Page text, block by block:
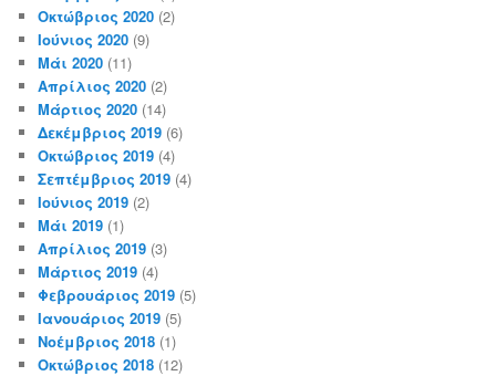
Οκτώβριος 2020 (2)
Ιούνιος 2020 (9)
Μάι 2020 (11)
Απρίλιος 2020 (2)
Μάρτιος 2020 (14)
Δεκέμβριος 2019 (6)
Οκτώβριος 2019 (4)
Σεπτέμβριος 2019 (4)
Ιούνιος 2019 (2)
Μάι 2019 (1)
Απρίλιος 2019 (3)
Μάρτιος 2019 (4)
Φεβρουάριος 2019 (5)
Ιανουάριος 2019 (5)
Νοέμβριος 2018 (1)
Οκτώβριος 2018 (12)